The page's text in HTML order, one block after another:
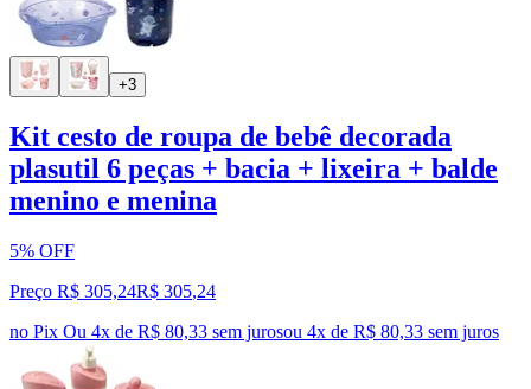
+3
Kit cesto de roupa de bebê decorada
plasutil 6 peças + bacia + lixeira + balde
menino e menina
5% OFF
Preço R$ 305,24R$ 305,24
no Pix Ou 4x de R$ 80,33 sem jurosou 4x de R$ 80,33 sem juros